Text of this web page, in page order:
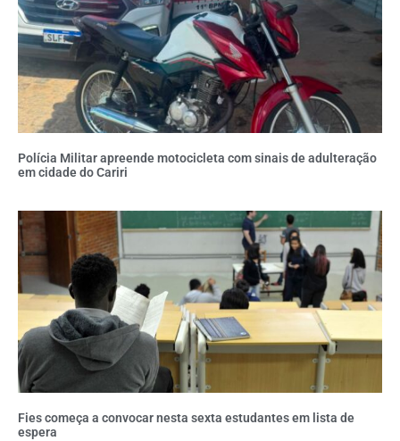
Polícia Militar apreende motocicleta com sinais de adulteração
em cidade do Cariri
Fies começa a convocar nesta sexta estudantes em lista de
espera